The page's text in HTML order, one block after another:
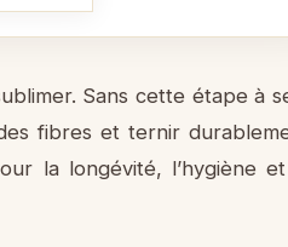
Sans cette étape à
fibres et ternir
la longévité, l’hygiène